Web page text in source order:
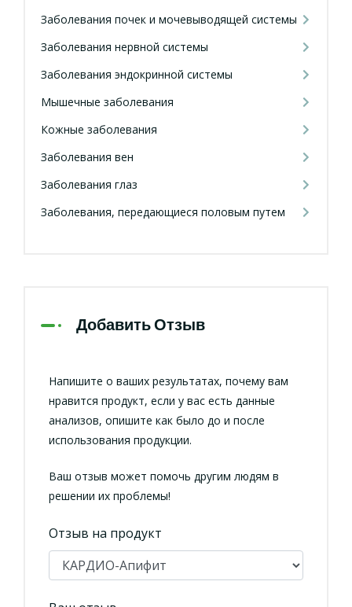
Заболевания почек и мочевыводящей системы
Заболевания нервной системы
Заболевания эндокринной системы
Мышечные заболевания
Кожные заболевания
Заболевания вен
Заболевания глаз
Заболевания, передающиеся половым путем
Добавить Отзыв
Напишите о ваших результатах, почему вам
нравится продукт, если у вас есть данные
анализов, опишите как было до и после
использования продукции.
Ваш отзыв может помочь другим людям в
решении их проблемы!
Отзыв на продукт